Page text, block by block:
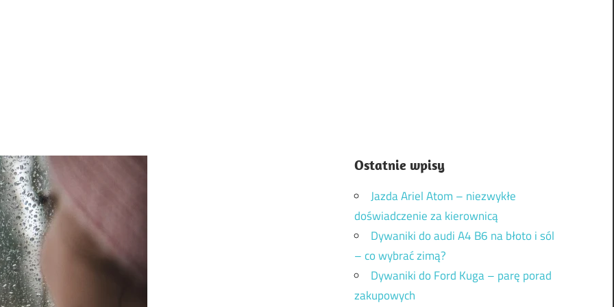
Ostatnie wpisy
Jazda Ariel Atom – niezwykłe
doświadczenie za kierownicą
Dywaniki do audi A4 B6 na błoto i sól
– co wybrać zimą?
Dywaniki do Ford Kuga – parę porad
zakupowych